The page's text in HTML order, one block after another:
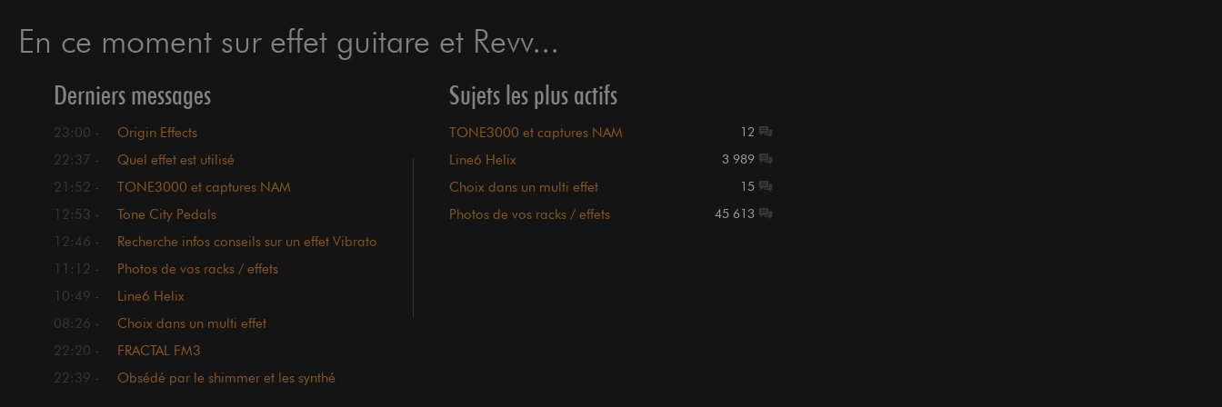
En ce moment sur effet guitare et Revv...
Derniers messages
23:00 -
Origin Effects
22:37 -
Quel effet est utilisé
21:52 -
TONE3000 et captures NAM
12:53 -
Tone City Pedals
12:46 -
Recherche infos conseils sur un effet Vibrato
11:12 -
Photos de vos racks / effets
10:49 -
Line6 Helix
08:26 -
Choix dans un multi effet
22:20 -
FRACTAL FM3
22:39 -
Obsédé par le shimmer et les synthé
Sujets les plus actifs
TONE3000 et captures NAM 12
Line6 Helix 3 989
Choix dans un multi effet 15
Photos de vos racks / effets 45 613